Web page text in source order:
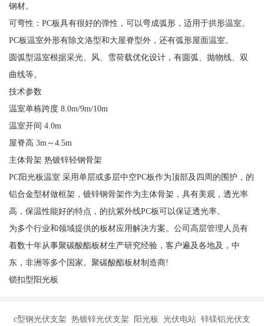
钢材。
可弯性：PC板具有很好的弹性，可以弯成弧形，适用于拱形温室。
PC板温室外形有除文洛型和大屋脊型外，还有弧形屋面温室。
圆弧型温室根据采光、风、雪荷载优化设计，有圆弧、抛物线、双
曲线等。
技术参数
温室单栋跨度 8.0m/9m/10m
温室开间 4.0m
屋脊高 3m～4.5m
主体骨架 热镀锌轻钢骨架
PC阳光板温室 采用单层或多层中空PC板作为顶部及四周的围护，的
铝合金型材做框架，镀锌钢骨架作为主体骨架，具有美观，透光率
高，保温性能好的特点，的抗紫外线PC板可以保证透光率。
为多个行业和领域提供的板材应用解决方案。公司高层管理人员有
着数十年从事聚碳酸酯板材生产研究经验，客户遍及各地及，中
东，非洲等多个国家。聚碳酸酯板材制造商!
锁扣型阳光板
c型钢光伏支架 热镀锌光伏支架 阳光板 光伏电站 锌镁铝光伏支